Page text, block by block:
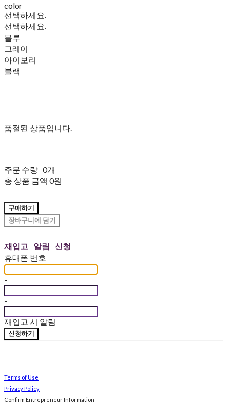
color
선택하세요.
선택하세요.
블루
그레이
아이보리
블랙
품절된 상품입니다.
주문 수량 0개
총 상품 금액 0원
구매하기
장바구니에 담기
재입고 알림 신청
휴대폰 번호
-
-
재입고 시 알림
신청하기
Terms of Use
Privacy Policy
Confirm Entrepreneur Information